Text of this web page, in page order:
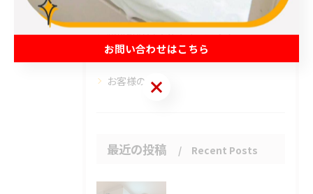
草加市のハウスクリーニング
松伏町のハウスクリーニング
吉川市のハウスクリーニング
お客様の声
最近の投稿 Recent Posts
お問い合わせはこちら
お問い合わせはこちら